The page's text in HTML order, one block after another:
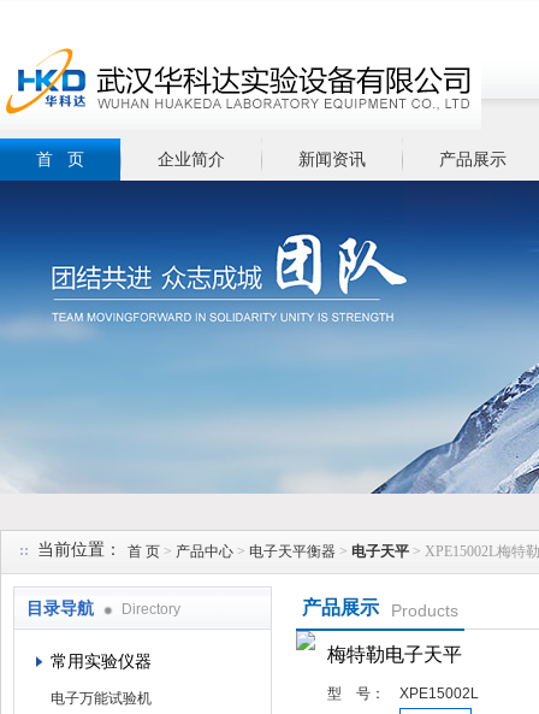
首 页 企业简介 新闻资讯 产品展示
当前位置： 首 页 > 产品中心 > 电子天平衡器 > 电子天平 > XPE15002L梅特
目录导航 Directory
常用实验仪器
电子万能试验机
产品展示 Products
梅特勒电子天平
型 号：
XPE15002L